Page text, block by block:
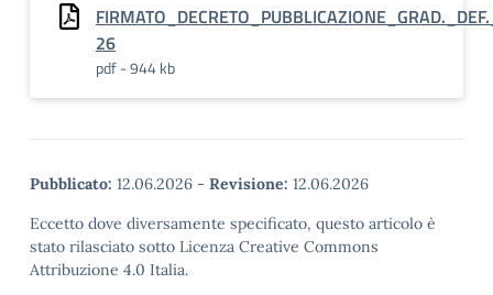
26
pdf - 944 kb
Pubblicato: 12.06.2026 - Revisione: 12.06.2026
Eccetto dove diversamente specificato, questo articolo è
stato rilasciato sotto Licenza Creative Commons
Attribuzione 4.0 Italia.